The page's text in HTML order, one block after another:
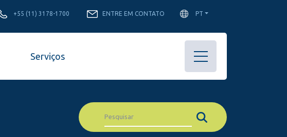
+55 (11) 3178-1700 ENTRE EM CONTATO PT
Serviços